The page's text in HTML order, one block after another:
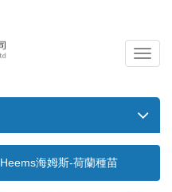
導
覽
關
Heems海姆斯-荷蘭種苗